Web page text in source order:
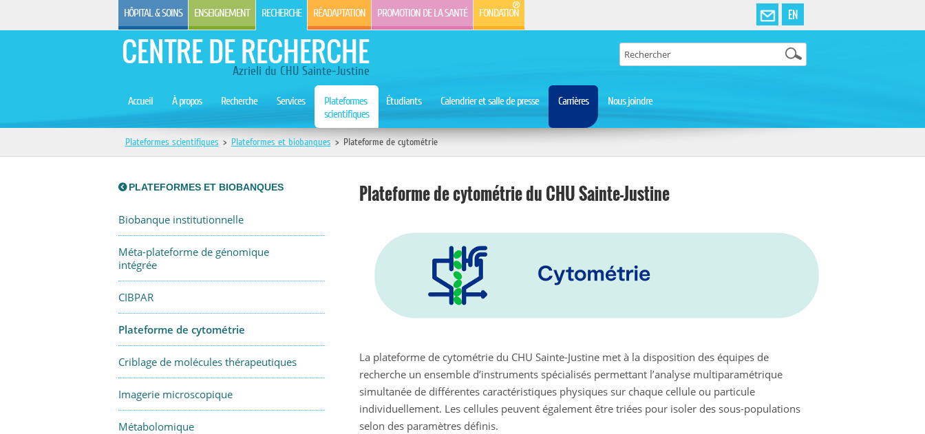
EN
HÔPITAL & SOINS ENSEIGNEMENT RECHERCHE RÉADAPTATION PROMOTION DE LA SANTÉ FONDATION
CENTRE DE RECHERCHE
Azrieli du CHU Sainte-Justine
Accueil À propos Recherche Services
Plateformes
scientifiques
Étudiants Calendrier et salle de presse Carrières Nous joindre
Plateformes scientifiques > Plateformes et biobanques > Plateforme de cytométrie
PLATEFORMES ET BIOBANQUES
Biobanque institutionnelle
Méta-plateforme de génomique
intégrée
CIBPAR
Plateforme de cytométrie
Criblage de molécules thérapeutiques
Imagerie microscopique
Métabolomique
Plateforme de cytométrie du CHU Sainte-Justine
La plateforme de cytométrie du CHU Sainte-Justine met à la disposition des équipes de
recherche un ensemble d’instruments spécialisés permettant l’analyse multiparamétrique
simultanée de différentes caractéristiques physiques sur chaque cellule ou particule
individuellement. Les cellules peuvent également être triées pour isoler des sous-populations
selon des paramètres définis.